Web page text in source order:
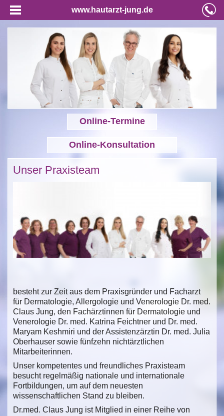
www.hautarzt-jung.de
Online-Termine
Online-Konsultation
Unser Praxisteam
besteht zur Zeit aus dem Praxisgründer und Facharzt
für Dermatologie, Allergologie und Venerologie Dr. med.
Claus Jung, den Fachärztinnen für Dermatologie und
Venerologie Dr. med. Katrina Feichtner und Dr. med.
Maryam Keshmiri und der Assistenzärztin Dr. med. Julia
Oberhauser sowie fünfzehn nichtärztlichen
Mitarbeiterinnen.
Unser kompetentes und freundliches Praxisteam
besucht regelmäßig nationale und internationale
Fortbildungen, um auf dem neuesten
wissenschaftlichen Stand zu bleiben.
Dr.med. Claus Jung ist Mitglied in einer Reihe von